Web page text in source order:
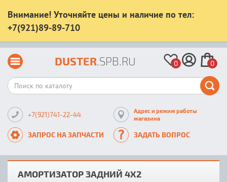
Внимание! Уточняйте цены и наличие по тел:
+7(921)89-89-710
DUSTER.SPB.RU 0 0
+7(921)741-22-44
Адрес и режим работы
магазина
ЗАПРОС НА ЗАПЧАСТИ ЗАДАТЬ ВОПРОС
АМОРТИЗАТОР ЗАДНИЙ 4Х2